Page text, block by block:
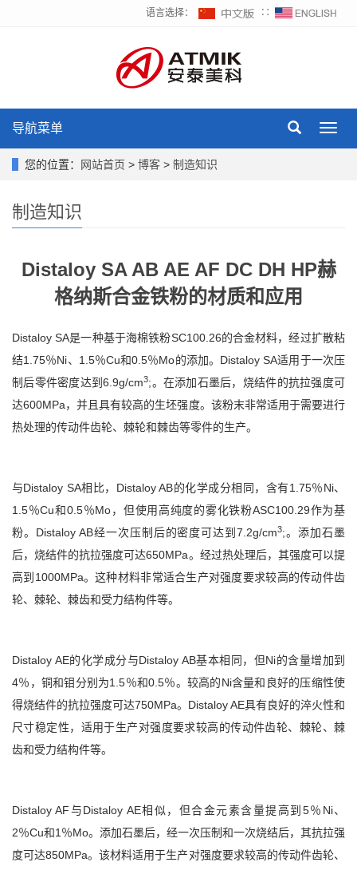
语言选择： ∷
导航菜单
您的位置： 网站首页 > 博客 > 制造知识
制造知识
Distaloy SA AB AE AF DC DH HP赫
格纳斯合金铁粉的材质和应用
Distaloy SA是一种基于海棉铁粉SC100.26的合金材料，经过扩散粘
结1.75％Ni、1.5％Cu和0.5％Mo的添加。Distaloy SA适用于一次压
制后零件密度达到6.9g/cm3;。在添加石墨后，烧结件的抗拉强度可
达600MPa，并且具有较高的生坯强度。该粉末非常适用于需要进行
热处理的传动件齿轮、棘轮和棘齿等零件的生产。
与Distaloy SA相比，Distaloy AB的化学成分相同，含有1.75％Ni、
1.5％Cu和0.5％Mo，但使用高纯度的雾化铁粉ASC100.29作为基
粉。Distaloy AB经一次压制后的密度可达到7.2g/cm3;。添加石墨
后，烧结件的抗拉强度可达650MPa。经过热处理后，其强度可以提
高到1000MPa。这种材料非常适合生产对强度要求较高的传动件齿
轮、棘轮、棘齿和受力结构件等。
Distaloy AE的化学成分与Distaloy AB基本相同，但Ni的含量增加到
4％，铜和钼分别为1.5％和0.5％。较高的Ni含量和良好的压缩性使
得烧结件的抗拉强度可达750MPa。Distaloy AE具有良好的淬火性和
尺寸稳定性，适用于生产对强度要求较高的传动件齿轮、棘轮、棘
齿和受力结构件等。
Distaloy AF与Distaloy AE相似，但合金元素含量提高到5％Ni、
2％Cu和1％Mo。添加石墨后，经一次压制和一次烧结后，其抗拉强
度可达850MPa。该材料适用于生产对强度要求较高的传动件齿轮、